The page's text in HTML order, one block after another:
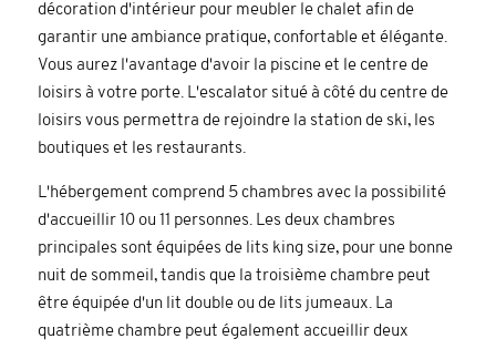
décoration d'intérieur pour meubler le chalet afin de
garantir une ambiance pratique, confortable et élégante.
Vous aurez l'avantage d'avoir la piscine et le centre de
loisirs à votre porte. L'escalator situé à côté du centre de
loisirs vous permettra de rejoindre la station de ski, les
boutiques et les restaurants.
L'hébergement comprend 5 chambres avec la possibilité
d'accueillir 10 ou 11 personnes. Les deux chambres
principales sont équipées de lits king size, pour une bonne
nuit de sommeil, tandis que la troisième chambre peut
être équipée d'un lit double ou de lits jumeaux. La
quatrième chambre peut également accueillir deux